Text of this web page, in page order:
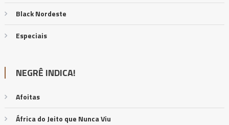
Black Nordeste
Especiais
NEGRÊ INDICA!
Afoitas
África do Jeito que Nunca Viu